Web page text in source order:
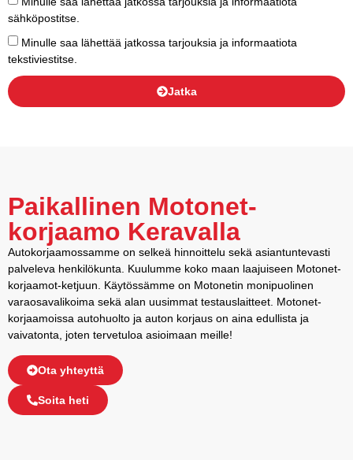
sähköpostitse.
Minulle saa lähettää jatkossa tarjouksia ja informaatiota
tekstiviestitse.
Jatka
Paikallinen Motonet-
korjaamo Keravalla
Autokorjaamossamme on selkeä hinnoittelu sekä asiantuntevasti
palveleva henkilökunta. Kuulumme koko maan laajuiseen Motonet-
korjaamot-ketjuun. Käytössämme on Motonetin monipuolinen
varaosavalikoima sekä alan uusimmat testauslaitteet. Motonet-
korjaamoissa autohuolto ja auton korjaus on aina edullista ja
vaivatonta, joten tervetuloa asioimaan meille!
Ota yhteyttä
Soita heti